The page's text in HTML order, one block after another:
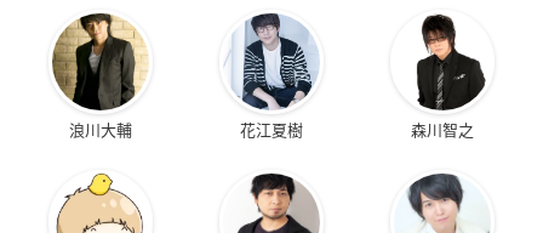
浪川大輔 花江夏樹 森川智之